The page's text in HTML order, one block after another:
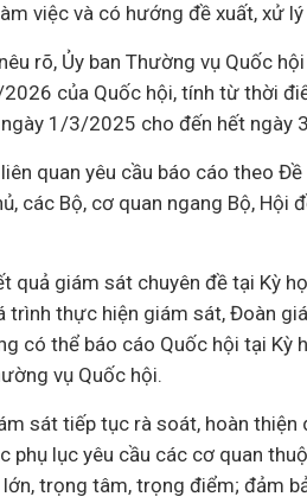
việc và có hướng đề xuất, xử
rõ, Ủy ban Thường vụ Quốc
của Quốc hội, tính từ thời
1/3/2025 cho đến hết ngày
quan yêu cầu báo cáo theo
các Bộ, cơ quan ngang Bộ, Hội
quả giám sát chuyên đề tại Kỳ
thực hiện giám sát, Đoàn
có thể báo cáo Quốc hội tại Kỳ
vụ Quốc hội.
sát tiếp tục rà soát, hoàn thiện
lục yêu cầu các cơ quan
trọng tâm, trọng điểm; đảm